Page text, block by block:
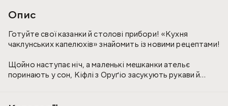
Опис
Готуйте свої казанки й столові прибори! «Кухня
чаклунських капелюхів» знайомить із новими рецептами!
Щойно наступає ніч, а маленькі мешканки ательє
поринають у сон, Кіфлі з Оруґіо засукують рукави й